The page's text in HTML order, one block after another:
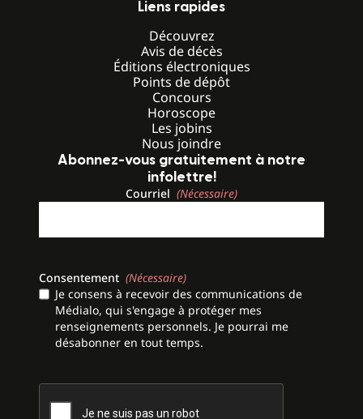
Liens rapides
Découvrez
Avis de décès
Éditions électroniques
Points de dépôt
Concours
Horoscope
Les jobins
Nous joindre
Abonnez-vous gratuitement à notre
infolettre!
Courriel (Nécessaire)
Consentement (Nécessaire)
Je consens à recevoir des communications de
Médialo, qui s'engage à protéger mes
renseignements personnels. Je pourrai me
désabonner en tout temps.
CAPTCHA